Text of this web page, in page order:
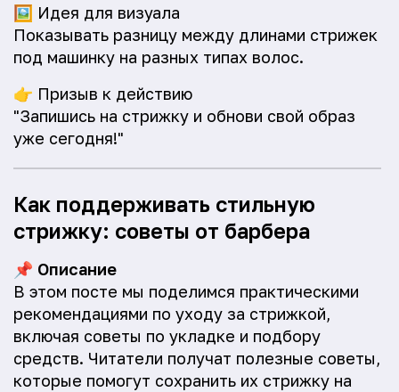
🖼️ Идея для визуала
Показывать разницу между длинами стрижек
под машинку на разных типах волос.
👉 Призыв к действию
"Запишись на стрижку и обнови свой образ
уже сегодня!"
Как поддерживать стильную
стрижку: советы от барбера
📌 Описание
В этом посте мы поделимся практическими
рекомендациями по уходу за стрижкой,
включая советы по укладке и подбору
средств. Читатели получат полезные советы,
которые помогут сохранить их стрижку на